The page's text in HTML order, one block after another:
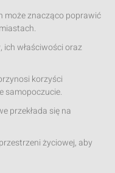
może znacząco poprawić
właściwości oraz
korzyści
samopoczucie.
przekłada się na
życiowej, aby